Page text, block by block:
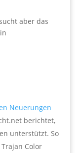
aber das
Neuerungen
berichtet,
unterstützt. So
Color